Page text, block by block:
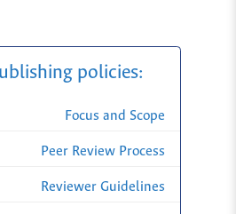
policies:
Focus and Scope
Peer Review Process
Reviewer Guidelines